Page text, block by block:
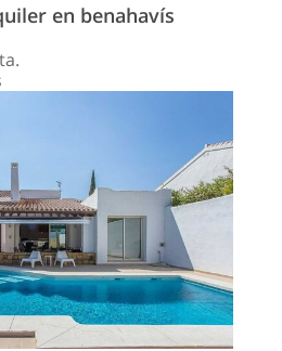
en benahavís